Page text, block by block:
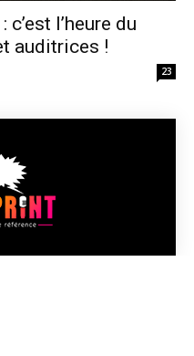
l’heure du
auditrices !
23